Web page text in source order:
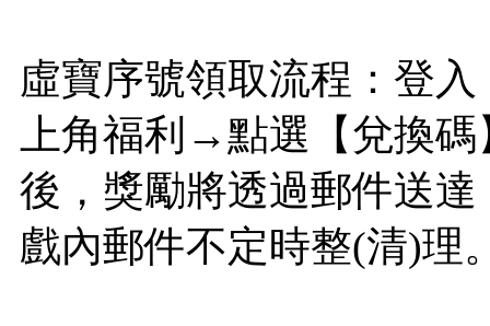
虛寶序號領取流程：登
上角福利→點選【兌換
後，獎勵將透過郵件送
戲內郵件不定時整(清)理